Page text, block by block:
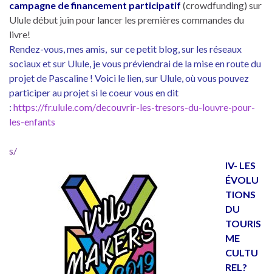
campagne de financement participatif (crowdfunding) sur
Ulule début juin pour lancer les premières commandes du
livre!
Rendez-vous, mes amis, sur ce petit blog, sur les réseaux
sociaux et sur Ulule, je vous préviendrai de la mise en route du
projet de Pascaline ! Voici le lien, sur Ulule, où vous pouvez
participer au projet si le coeur vous en dit
: https://fr.ulule.com/decouvrir-les-tresors-du-louvre-pour-
les-enfants
s/
IV- LES
ÉVOLU
TIONS
DU
TOURIS
ME
CULTU
REL?